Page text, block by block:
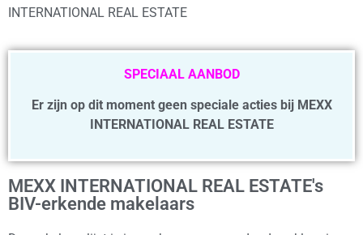
INTERNATIONAL REAL ESTATE
SPECIAAL AANBOD
Er zijn op dit moment geen speciale acties bij MEXX
INTERNATIONAL REAL ESTATE
MEXX INTERNATIONAL REAL ESTATE's
BIV-erkende makelaars